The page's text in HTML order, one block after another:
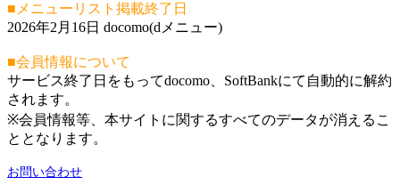
■メニューリスト掲載終了日
2026年2月16日 docomo(dメニュー)
■会員情報について
サービス終了日をもってdocomo、SoftBankにて自動的に解約
されます。
※会員情報等、本サイトに関するすべてのデータが消えるこ
ととなります。
お問い合わせ